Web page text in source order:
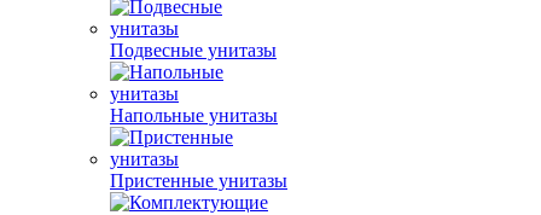
Подвесные унитазы
Напольные унитазы
Пристенные унитазы